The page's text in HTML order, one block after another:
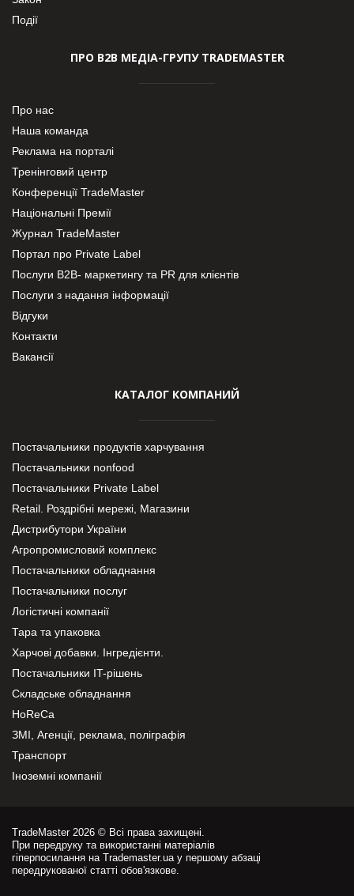
Події
ПРО В2В МЕДІА-ГРУПУ TRADEMASTER
Про нас
Наша команда
Реклама на порталі
Тренінговий центр
Конференції TradeMaster
Національні Премії
Журнал TradeMaster
Портал про Private Label
Послуги В2В- маркетингу та PR для клієнтів
Послуги з надання інформації
Відгуки
Контакти
Вакансії
КАТАЛОГ КОМПАНИЙ
Постачальники продуктів харчування
Постачальники nonfood
Постачальники Private Label
Retail. Роздрібні мережі, Магазини
Дистрибутори України
Агропромисловий комплекс
Постачальники обладнання
Постачальники послуг
Логістичні компанії
Тара та упаковка
Харчові добавки. Інгредієнти.
Постачальники IT-рішень
Складське обладнання
HoReCa
ЗМІ, Агенції, реклама, поліграфія
Транспорт
Іноземні компанії
TradeMaster 2026 © Всі права захищені.
При передруку та використанні матеріалів
гіперпосилання на Trademaster.ua у першому абзаці
передрукованої статті обов'язкове.